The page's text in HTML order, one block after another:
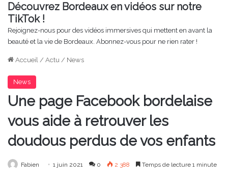
Découvrez Bordeaux en vidéos sur notre
TikTok !
Rejoignez-nous pour des vidéos immersives qui mettent en avant la
beauté et la vie de Bordeaux. Abonnez-vous pour ne rien rater !
Accueil / Actu / News
News
Une page Facebook bordelaise
vous aide à retrouver les
doudous perdus de vos enfants
Fabien 1 juin 2021 0 2 388 Temps de lecture 1 minute